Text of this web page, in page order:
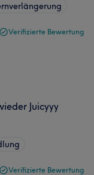
Verifizierte Bewertung
Juicyyy
Verifizierte Bewertung